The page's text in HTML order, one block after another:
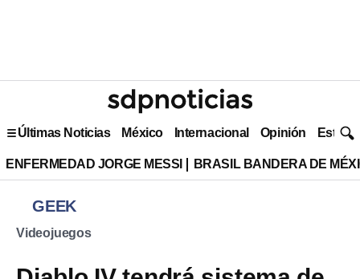
Últimas Noticias México Internacional Opinión Estilo
ENFERMEDAD JORGE MESSI BRASIL BANDERA DE
GEEK
Videojuegos